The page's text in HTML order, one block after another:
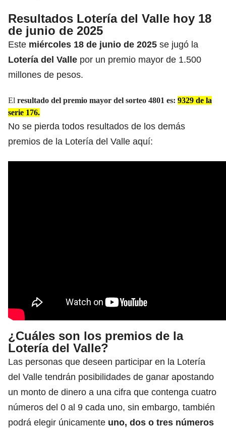
Resultados Lotería del Valle hoy 18
de junio de 2025
Este miércoles 18 de junio de 2025 se jugó la
Lotería del Valle por un premio mayor de 1.500
millones de pesos.
El resultado del premio mayor del sorteo 4801 es: 9329 de la
serie 176.
No se pierda todos resultados de los demás
premios de la Lotería del Valle aquí:
¿Cuáles son los premios de la
Lotería del Valle?
Las personas que deseen participar en la Lotería
del Valle tendrán posibilidades de ganar apostando
un monto de dinero a una cifra que contenga cuatro
números del 0 al 9 cada uno, sin embargo, también
podrá elegir únicamente uno, dos o tres números